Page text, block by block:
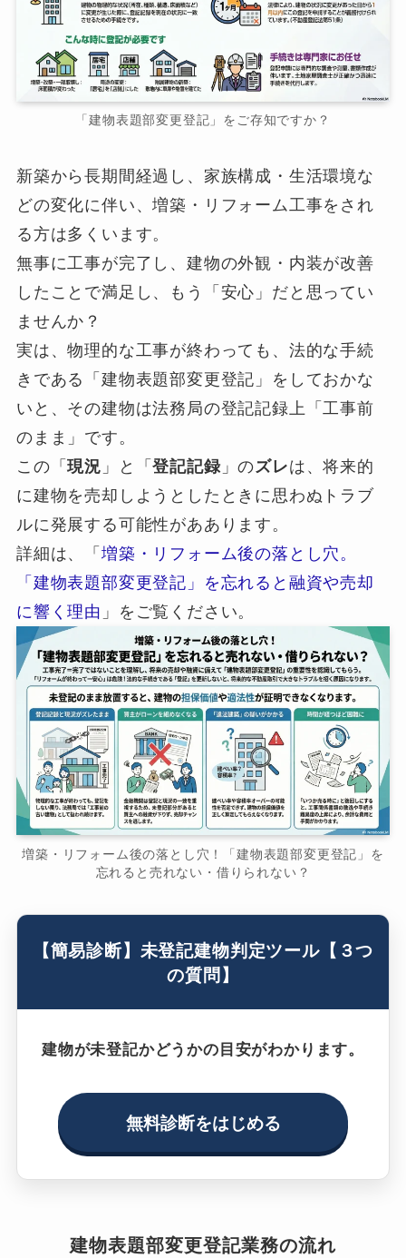
「建物表題部変更登記」をご存知ですか？
新築から長期間経過し、家族構成・生活環境な
どの変化に伴い、増築・リフォーム工事をされ
る方は多くいます。
無事に工事が完了し、建物の外観・内装が改善
したことで満足し、もう「安心」だと思ってい
ませんか？
実は、物理的な工事が終わっても、法的な手続
きである「建物表題部変更登記」をしておかな
いと、その建物は法務局の登記記録上「工事前
のまま」です。
この「現況 」と「登記記録」のズレは、将来的
に建物を売却しようとしたときに思わぬトラブ
ルに発展する可能性がああります。
詳細は、「 増築・リフォーム後の落とし穴。
「建物表題部変更登記」を忘れると融資や売却
に響く理由 」をご覧ください。
増築・リフォーム後の落とし穴！「建物表題部変更登記」を
忘れると売れない・借りられない？
【簡易診断】未登記建物判定ツール【３つ
の質問】
建物が未登記かどうかの目安がわかります。
無料診断をはじめる
建物表題部変更登記業務の流れ